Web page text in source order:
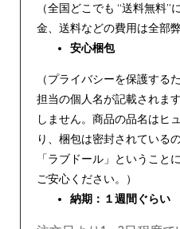
（全国どこでも “送料無料
金、送料などの費用は全部
安心梱包
（プライバシーを保護する
担当の個人名が記載されま
しません。商品の品名はヒ
り、梱包は密封されている
「ラブドール」ということ
ご安心ください。）
納期：１週間ぐらい